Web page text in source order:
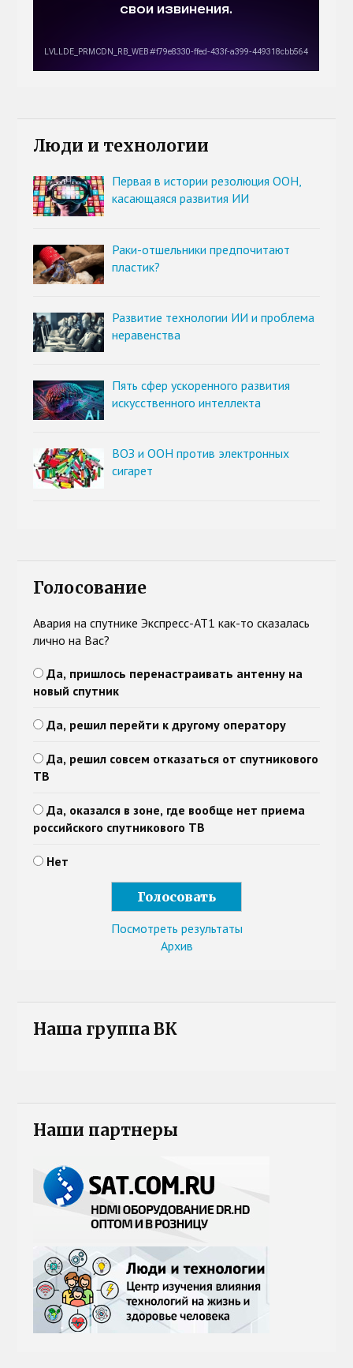
Люди и технологии
Первая в истории резолюция ООН,
касающаяся развития ИИ
Раки-отшельники предпочитают
пластик?
Развитие технологии ИИ и проблема
неравенства
Пять сфер ускоренного развития
искусственного интеллекта
ВОЗ и ООН против электронных
сигарет
Голосование
Авария на спутнике Экспресс-АТ1 как-то сказалась
лично на Вас?
Да, пришлось перенастраивать антенну на
новый спутник
Да, решил перейти к другому оператору
Да, решил совсем отказаться от спутникового
ТВ
Да, оказался в зоне, где вообще нет приема
российского спутникового ТВ
Нет
Посмотреть результаты
Архив
Наша группа ВК
Наши партнеры